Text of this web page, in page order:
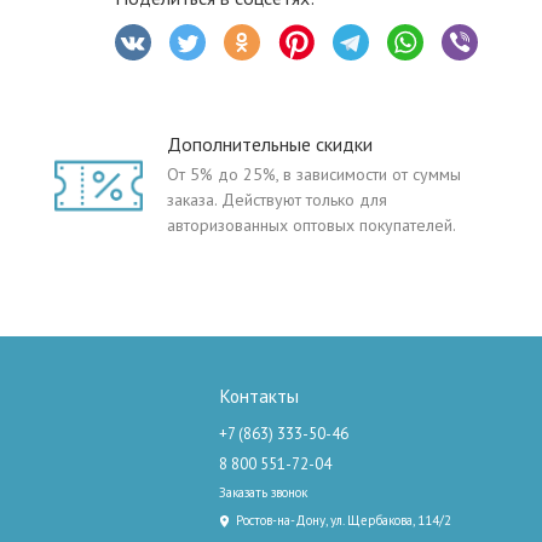
Дополнительные скидки
От 5% до 25%, в зависимости от суммы
заказа. Действуют только для
авторизованных оптовых покупателей.
Контакты
+7 (863) 333-50-46
8 800 551-72-04
Заказать звонок
Ростов-на-Дону, ул. Щербакова, 114/2